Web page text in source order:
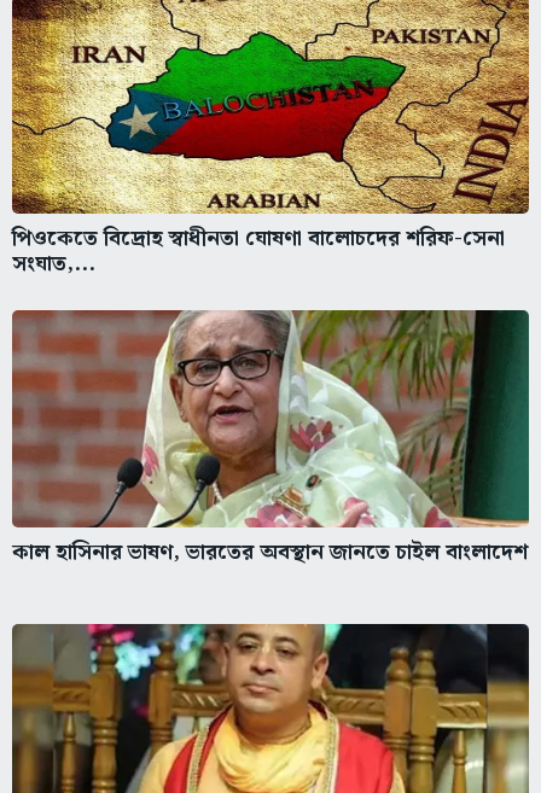
পিওকেতে বিদ্রোহ স্বাধীনতা ঘোষণা বালোচদের শরিফ-সেনা
সংঘাত,...
কাল হাসিনার ভাষণ, ভারতের অবস্থান জানতে চাইল বাংলাদেশ